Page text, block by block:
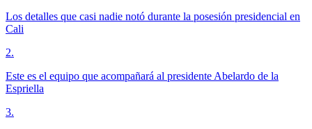
Los detalles que casi nadie notó durante la posesión presidencial en
Cali
2.
Este es el equipo que acompañará al presidente Abelardo de la
Espriella
3.